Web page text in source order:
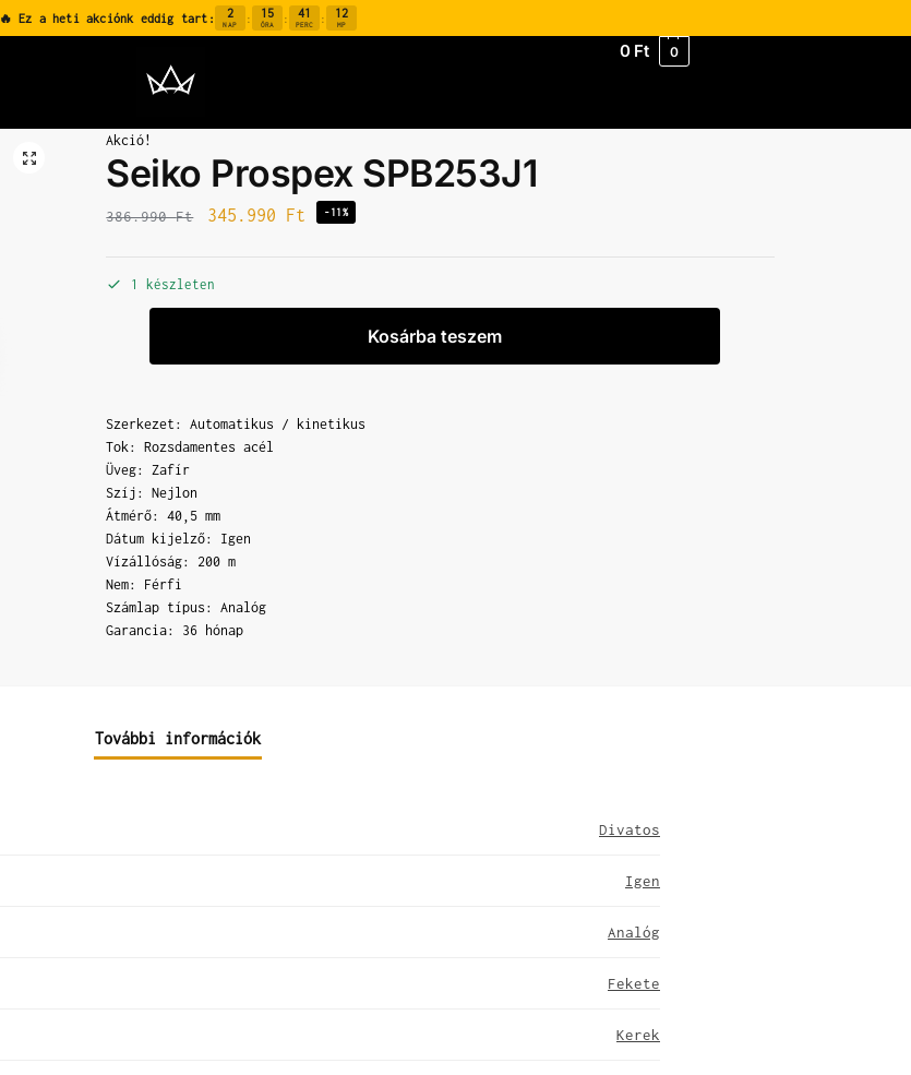
🔥 Ez a heti akciónk eddig tart: 2
NAP : 15
ÓRA : 41
PERC : 11
MP
0 Ft 0
Akció!
Seiko Prospex SPB253J1
386.990Ft 345.990 Ft -11%
1 készleten
Kosárba teszem
Szerkezet: Automatikus / kinetikus
Tok: Rozsdamentes acél
Üveg: Zafír
Szíj: Nejlon
Átmérő: 40,5 mm
Dátum kijelző: Igen
Vízállóság: 200 m
Nem: Férfi
Számlap típus: Analóg
Garancia: 36 hónap
További információk
Divatos
Igen
Analóg
Fekete
Kerek